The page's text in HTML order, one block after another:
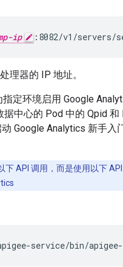
ip :8082/v1/servers/
理器的 IP 地址。
定环境启用 Google
据中心的 Pod 中的 Qpid
Google Analytics 新手入
下 API 调用，而是使用以下
service/bin/